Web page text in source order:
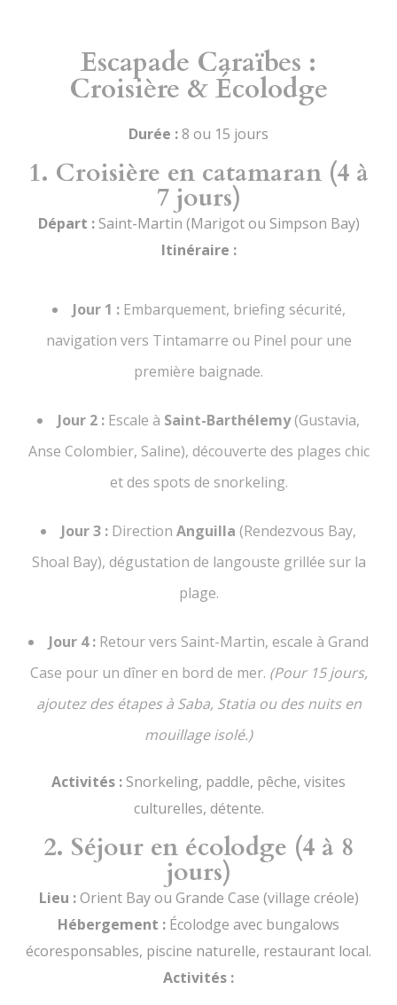
Escapade Caraïbes :
Croisière & Écolodge
Durée :8 ou 15 jours
1. Croisière en catamaran (4 à
7 jours)
Départ :Saint-Martin (Marigot ou Simpson Bay)
Itinéraire :
Jour 1 :Embarquement, briefing sécurité,
navigation vers Tintamarre ou Pinel pour une
première baignade.
Jour 2 : Escale à Saint-Barthélemy(Gustavia,
Anse Colombier, Saline), découverte des plages chic
et des spots de snorkeling.
Jour 3 : Direction Anguilla (Rendezvous Bay,
Shoal Bay), dégustation de langouste grillée sur la
plage.
Jour 4 : Retour vers Saint-Martin, escale à Grand
Case pour un dîner en bord de mer. (Pour 15 jours,
ajoutez des étapes à Saba, Statia ou des nuits en
mouillage isolé.)
Activités : Snorkeling, paddle, pêche, visites
culturelles, détente.
2. Séjour en écolodge (4 à 8
jours)
Lieu :Orient Bay ou Grande Case (village créole)
Hébergement : Écolodge avec bungalows
écoresponsables, piscine naturelle, restaurant local.
Activités :